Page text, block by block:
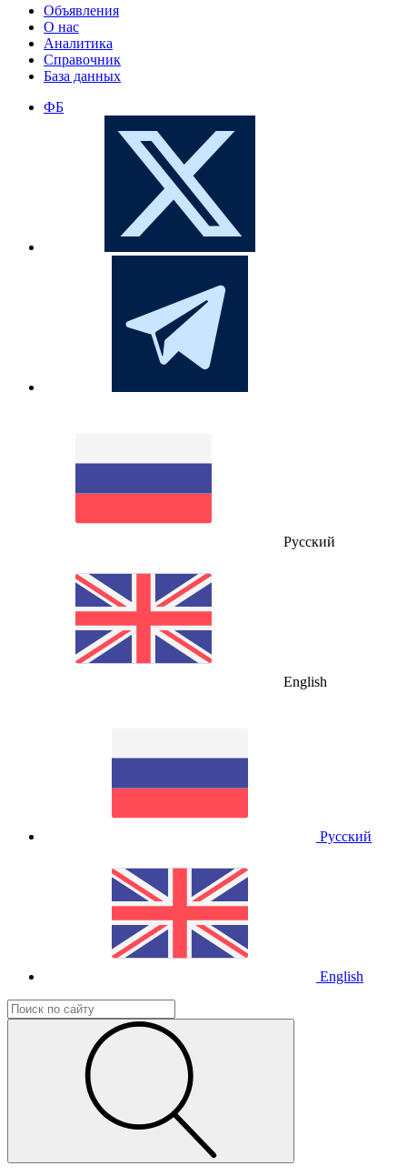
Объявления
О нас
Аналитика
Справочник
База данных
ФБ
Русский
English
Русский
English